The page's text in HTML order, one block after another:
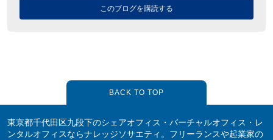
このブログを購読する
BACK TO TOP
東京都千代田区九段下のシェアオフィス・バーチャルオフィス・レ
ンタルオフィスならナレッジソサエティ。フリーランスや起業家の